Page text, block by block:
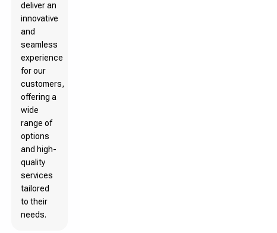
deliver an
innovative
and
seamless
experience
for our
customers,
offering a
wide
range of
options
and high-
quality
services
tailored
to their
needs.